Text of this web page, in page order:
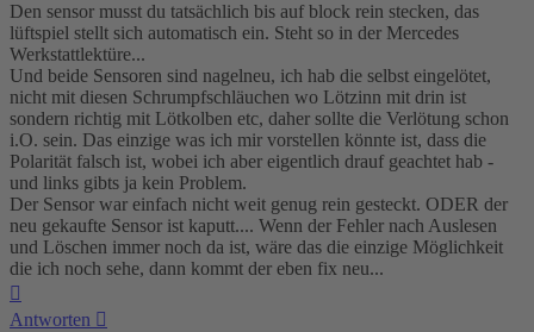
Den sensor musst du tatsächlich bis auf block rein stecken, das
lüftspiel stellt sich automatisch ein. Steht so in der Mercedes
Werkstattlektüre...
Und beide Sensoren sind nagelneu, ich hab die selbst eingelötet,
nicht mit diesen Schrumpfschläuchen wo Lötzinn mit drin ist
sondern richtig mit Lötkolben etc, daher sollte die Verlötung schon
i.O. sein. Das einzige was ich mir vorstellen könnte ist, dass die
Polarität falsch ist, wobei ich aber eigentlich drauf geachtet hab -
und links gibts ja kein Problem.
Der Sensor war einfach nicht weit genug rein gesteckt. ODER der
neu gekaufte Sensor ist kaputt.... Wenn der Fehler nach Auslesen
und Löschen immer noch da ist, wäre das die einzige Möglichkeit
die ich noch sehe, dann kommt der eben fix neu...
Antworten